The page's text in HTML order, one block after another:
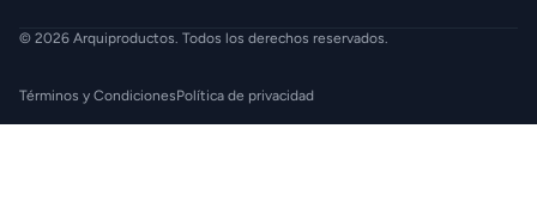
© 2026 Arquiproductos. Todos los derechos reservados.
Términos y CondicionesPolítica de privacidad